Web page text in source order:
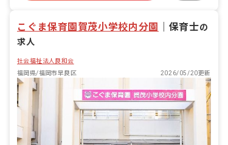
こぐま保育園賀茂小学校内分園 保育士の
求人
社会福祉法人良和会
福岡県/福岡市早良区
2026/05/20更新